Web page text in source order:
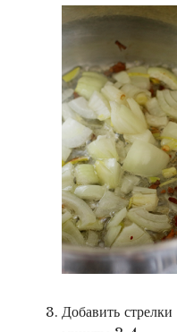
Добавить